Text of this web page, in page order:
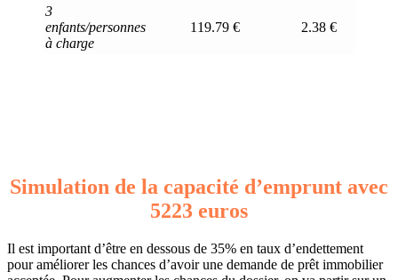
3
enfants/personnes
à charge
119.79 € 2.38 €
Simulation de la capacité d’emprunt avec
5223 euros
Il est important d’être en dessous de 35% en taux d’endettement
pour améliorer les chances d’avoir une demande de prêt immobilier